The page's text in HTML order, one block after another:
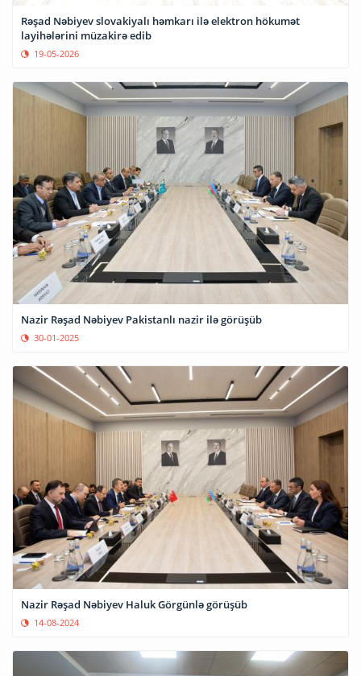
Rəşad Nəbiyev slovakiyalı həmkarı ilə elektron hökumət
layihələrini müzakirə edib
19-05-2026
Nazir Rəşad Nəbiyev Pakistanlı nazir ilə görüşüb
30-01-2025
Nazir Rəşad Nəbiyev Haluk Görgünlə görüşüb
14-08-2024